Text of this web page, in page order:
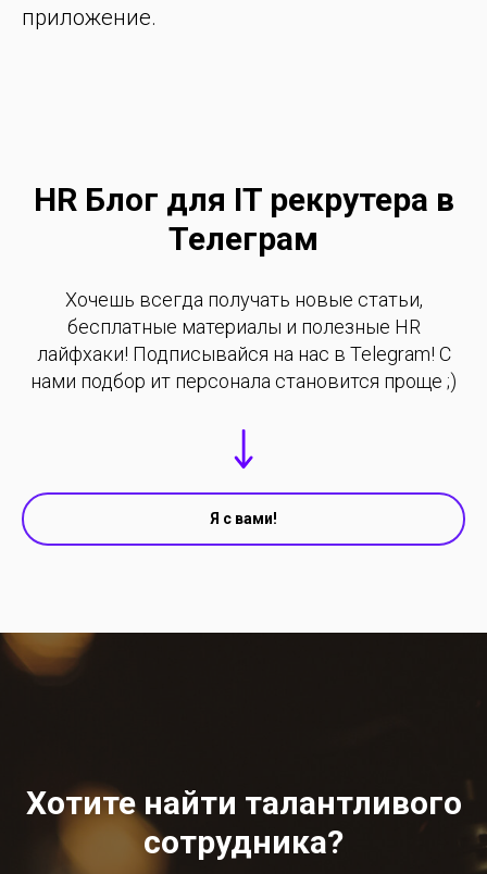
приложение.
HR Блог для IT рекрутера в
Телеграм
Хочешь всегда получать новые статьи,
бесплатные материалы и полезные HR
лайфхаки! Подписывайся на нас в Telegram! С
нами подбор ит персонала становится проще ;)
Я с вами!
Хотите найти талантливого
сотрудника?